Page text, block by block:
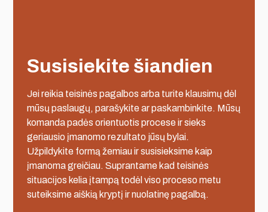
Susisiekite šiandien
Jei reikia teisinės pagalbos arba turite klausimų dėl
mūsų paslaugų, parašykite ar paskambinkite. Mūsų
komanda padės orientuotis procese ir sieks
geriausio įmanomo rezultato jūsų bylai.
Užpildykite formą žemiau ir susisieksime kaip
įmanoma greičiau. Suprantame kad teisinės
situacijos kelia įtampą todėl viso proceso metu
suteiksime aiškią kryptį ir nuolatinę pagalbą.